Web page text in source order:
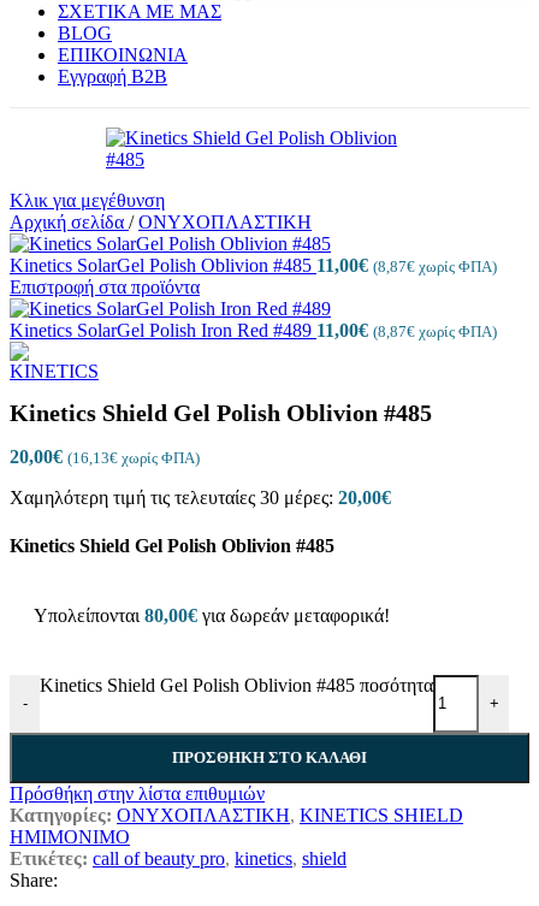
ΣΧΕΤΙΚΑ ΜΕ ΜΑΣ
BLOG
ΕΠΙΚΟΙΝΩΝΙΑ
Εγγραφή Β2Β
Κλικ για μεγέθυνση
Αρχική σελίδα / ΟΝΥΧΟΠΛΑΣΤΙΚΗ
Kinetics SolarGel Polish Oblivion #485 11,00€ (8,87€ χωρίς ΦΠΑ)
Επιστροφή στα προϊόντα
Kinetics SolarGel Polish Iron Red #489 11,00€ (8,87€ χωρίς ΦΠΑ)
Kinetics Shield Gel Polish Oblivion #485
20,00€ (16,13€ χωρίς ΦΠΑ)
Χαμηλότερη τιμή τις τελευταίες 30 μέρες: 20,00€
Kinetics Shield Gel Polish Oblivion #485
Υπολείπονται 80,00€ για δωρεάν μεταφορικά!
-
Kinetics Shield Gel Polish Oblivion #485 ποσότητα
+
ΠΡΟΣΘΉΚΗ ΣΤΟ ΚΑΛΆΘΙ
Πρόσθήκη στην λίστα επιθυμιών
Κατηγορίες: ΟΝΥΧΟΠΛΑΣΤΙΚΗ, KINETICS SHIELD
ΗΜΙΜΟΝΙΜΟ
Ετικέτες: call of beauty pro, kinetics, shield
Share: